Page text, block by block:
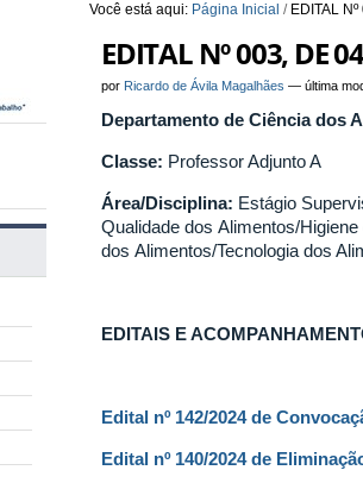
Você está aqui: Página Inicial / EDITAL
EDITAL Nº 003, DE
por Ricardo de Ávila Magalhães —última
Departamento de Ciência dos
Classe: Professor Adjunto A
Área/Disciplina: Estágio
Qualidade dos Alimentos/
dos Alimentos/Tecnologia dos
EDITAIS E
Edital nº 142/2024 de
Edital nº 140/2024 de